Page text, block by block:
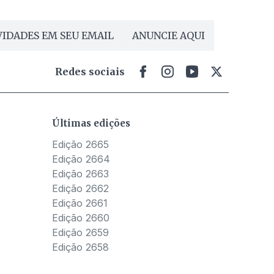
EM SEU EMAIL ANUNCIE AQUI
Redes sociais
Últimas edições
Edição 2665
Edição 2664
Edição 2663
Edição 2662
Edição 2661
Edição 2660
Edição 2659
Edição 2658